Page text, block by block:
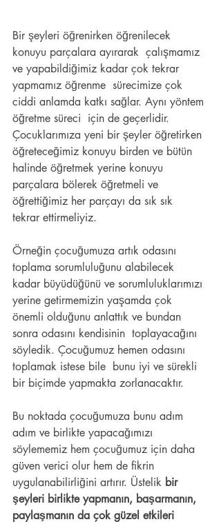
Bir şeyleri öğrenirken öğrenilecek
konuyu parçalara ayırarak  çalışmamız
ve yapabildiğimiz kadar çok tekrar
yapmamız öğrenme  sürecimize çok
ciddi anlamda katkı sağlar. Aynı yöntem
öğretme süreci  için de geçerlidir.
Çocuklarımıza yeni bir şeyler öğretirken
öğreteceğimiz konuyu birden ve bütün
halinde öğretmek yerine konuyu
parçalara bölerek öğretmeli ve
öğrettiğimiz her parçayı da sık sık
tekrar ettirmeliyiz.
Örneğin çocuğumuza artık odasını
toplama sorumluluğunu alabilecek
kadar büyüdüğünü ve sorumluluklarımızı
yerine getirmemizin yaşamda çok
önemli olduğunu anlattık ve bundan
sonra odasını kendisinin  toplayacağını
söyledik. Çocuğumuz hemen odasını
toplamak istese bile  bunu iyi ve sürekli
bir biçimde yapmakta zorlanacaktır.
Bu noktada çocuğumuza bunu adım
adım ve birlikte yapacağımızı
söylememiz hem çocuğumuz için daha
güven verici olur hem de fikrin
uygulanabilirliğini artırır. Üstelik bir
şeyleri birlikte yapmanın, başarmanın,
paylaşmanın da çok güzel etkileri